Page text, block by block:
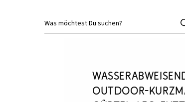
Was möchtest Du suchen?
Outdoor-